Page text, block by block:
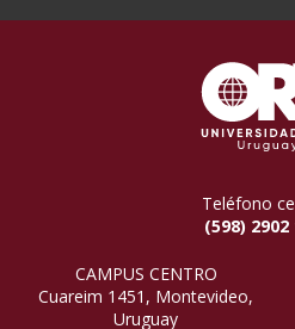
Teléfono
(598) 2902
CAMPUS CENTRO
Cuareim 1451, Montevideo,
Uruguay